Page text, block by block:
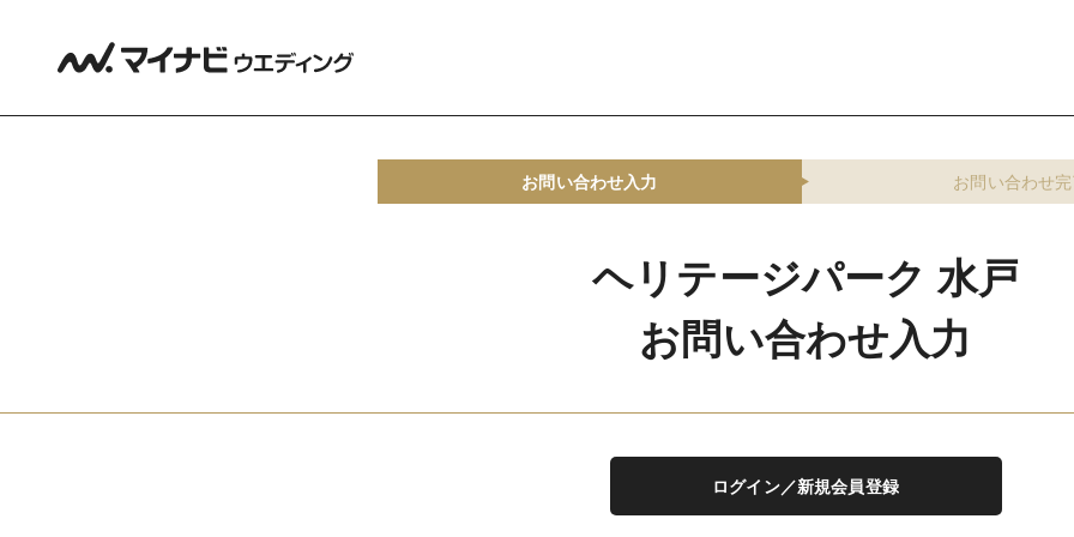
お問い合わせ入力 お問い合わせ
ヘリテージパーク 水戸
お問い合わせ入力
ログイン／新規会員登録